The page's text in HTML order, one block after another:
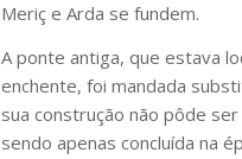
Meriç e Arda se fundem.
A ponte antiga, que estava
enchente, foi mandada
sua construção não pôde
sendo apenas concluída na